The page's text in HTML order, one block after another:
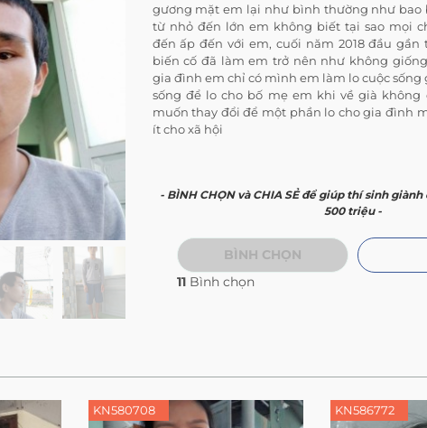
gương mặt em lại như bình thường như bao
từ nhỏ đến lớn em không biết tại sao mọi
đến ấp đến với em, cuối năm 2018 đầu gần
biến cố đã làm em trở nên như không
gia đình em chỉ có mình em làm lo cuộc sống
sống để lo cho bố mẹ em khi về già không
muốn thay đổi để một phần lo cho gia đình
ít cho xã hội
- BÌNH CHỌN và CHIA SẺ để giúp thí sinh
500 triệu -
BÌNH CHỌN
11Bình chọn
KN580708 KN586772